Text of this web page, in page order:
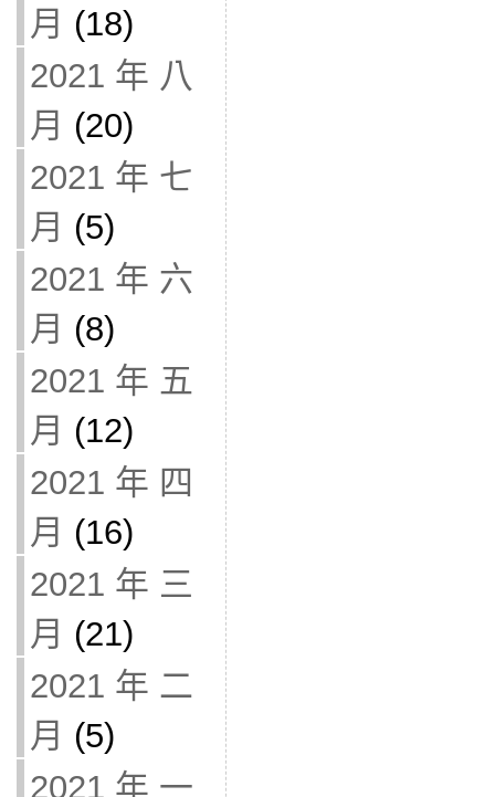
月 (18)
2021 年 八
月 (20)
2021 年 七
月 (5)
2021 年 六
月 (8)
2021 年 五
月 (12)
2021 年 四
月 (16)
2021 年 三
月 (21)
2021 年 二
月 (5)
2021 年 一